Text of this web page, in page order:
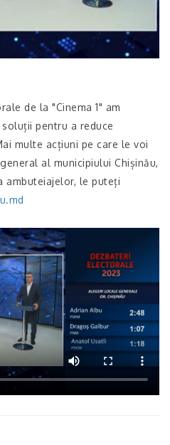
de la "Cinema 1" am
pentru a reduce
multe acțiuni pe care le voi
al municipiului Chișinău,
ambuteiajelor, le puteți